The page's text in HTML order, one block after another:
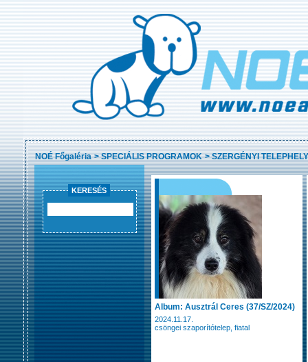
NOÉ Főgaléria >SPECIÁLIS PROGRAMOK >SZERGÉNYI
KERESÉS
Album: Ausztrál Ceres (37/SZ/2024)
2024.11.17.
csöngei szaporítótelep, fiatal